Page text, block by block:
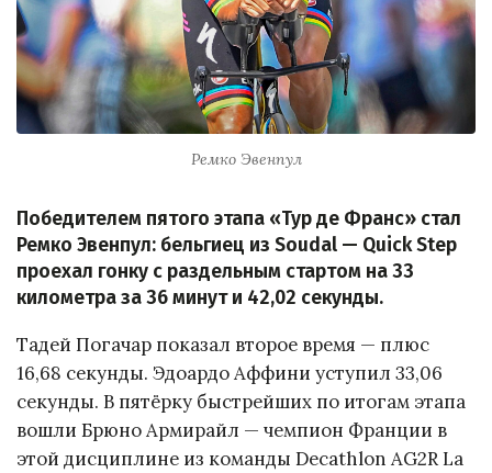
Ремко Эвенпул
Победителем пятого этапа «Тур де Франс» стал
Ремко Эвенпул: бельгиец из Soudal — Quick Step
проехал гонку с раздельным стартом на 33
километра за 36 минут и 42,02 секунды.
Тадей Погачар показал второе время — плюс
16,68 секунды. Эдоардо Аффини уступил 33,06
секунды. В пятёрку быстрейших по итогам этапа
вошли Брюно Армирайл — чемпион Франции в
этой дисциплине из команды Decathlon AG2R La